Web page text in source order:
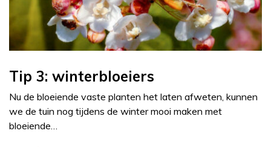
Tip 3: winterbloeiers
Nu de bloeiende vaste planten het laten afweten, kunnen
we de tuin nog tijdens de winter mooi maken met
bloeiende…